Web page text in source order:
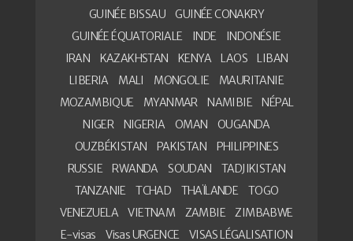
GUINÉE BISSAU
GUINÉE CONAKRY
GUINÉE ÉQUATORIALE
INDE
INDONÉSIE
IRAN
KAZAKHSTAN KENYA LAOS
LIBAN
LIBERIA
MALI MONGOLIE
MAURITANIE
MOZAMBIQUE
MYANMAR NAMIBIE
NÉPAL
NIGER
NIGERIA OMAN
OUGANDA
OUZBÉKISTAN
PAKISTAN
PHILIPPINES
RUSSIE
RWANDA SOUDAN
TADJIKISTAN
TANZANIE
TCHAD THAÏLANDE
TOGO
VENEZUELA
VIETNAM ZAMBIE
ZIMBABWE
E-visas
Visas URGENCE
VISAS LÉGALISATION